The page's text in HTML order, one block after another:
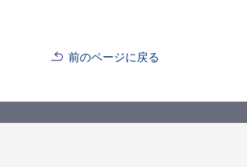
前のページに戻る